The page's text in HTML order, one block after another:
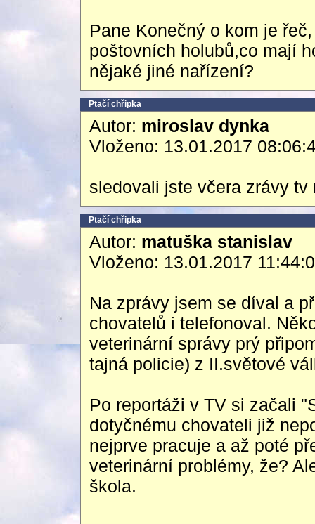
Pane Konečný o kom je
poštovních holubů,co mají
nějaké jiné nařízení?
Ptačí chřipka
Autor: miroslav dynka
Vloženo: 13.01.2017
sledovali jste včera zrávy tv
Ptačí chřipka
Autor: matuška stanislav
Vloženo: 13.01.2017
Na zprávy jsem se díval a
chovatelů i telefonoval.
veterinární správy prý
tajná policie) z II.světové
Po reportáži v TV si začali
dotyčnému chovateli již
nejprve pracuje a až poté
veterinární problémy, že?
škola.